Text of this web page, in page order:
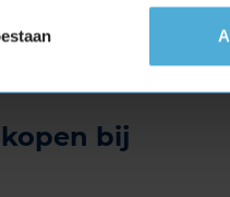
kampioen in de
kopen bij